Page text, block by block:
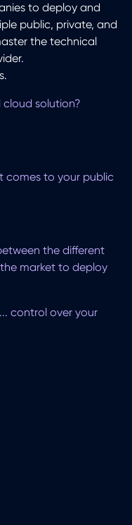
to deploy and
public, private, and
the technical
solution?
comes to your public
the different
market to deploy
control over your